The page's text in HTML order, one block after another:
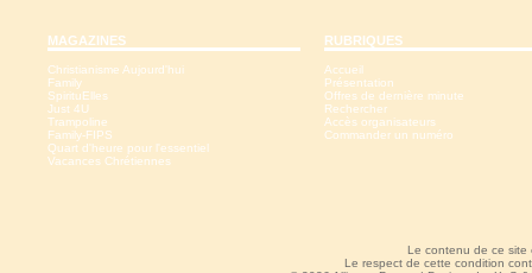
MAGAZINES
Christianisme Aujourd'hui
Family
SpirituElles
Just 4U
Trampoline
Family-FIPS
Quart d'heure pour l'essentiel
Vacances Chrétiennes
RUBRIQUES
Accueil
Présentation
Offres de dernière minute
Rechercher
Accès organisateurs
Commander un numéro
Le contenu de ce site
Le respect de cette condition